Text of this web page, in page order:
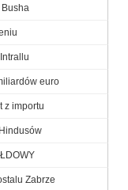
euro
z importu
Zabrze